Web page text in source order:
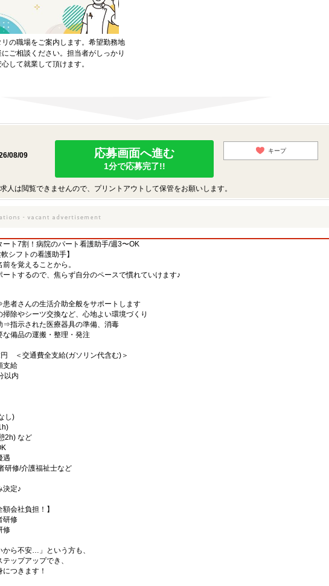
の職場をご案内します。希望勤務地
ご相談ください。担当者がしっかり
して就業して頂けます。
08/09
応募画面へ進む
1分で応募完了!!
キープ
人は閲覧できませんので、プリントアウトして保管をお願いします。
ート7割！病院のパート看護助手/週3〜OK
シフトの看護助手】
を覚えることから。
ートするので、焦らず自分のペースで慣れていけます♪
患者さんの生活介助全般をサポートします
除やシーツ交換など、心地よい環境づくり
⇒指示された医療器具の準備、消毒
な備品の運搬・整理・発注
＜交通費全支給(ガソリン代含む)＞
支給
以内
し)
2h) など
遇
研修/介護福祉士など
決定♪
額会社負担！】
研修
修
から不安…」という方も、
ップアップでき、
つきます！